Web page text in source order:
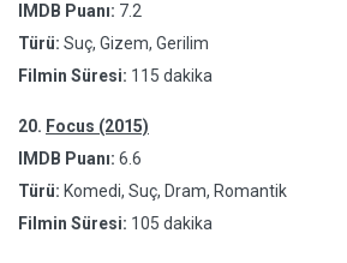
IMDB Puanı: 7.2
Türü: Suç, Gizem, Gerilim
Filmin Süresi: 115 dakika
20. Focus (2015)
IMDB Puanı: 6.6
Türü: Komedi, Suç, Dram, Romantik
Filmin Süresi: 105 dakika